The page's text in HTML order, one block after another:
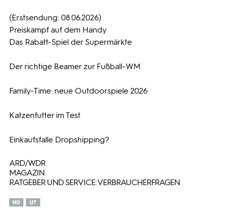
(Erstsendung: 08.06.2026)
Preiskampf auf dem Handy
Das Rabatt-Spiel der Supermärkte
Der richtige Beamer zur Fußball-WM
Family-Time: neue Outdoorspiele 2026
Katzenfutter im Test
Einkaufsfalle Dropshipping?
ARD/WDR
MAGAZIN
RATGEBER UND SERVICE: VERBRAUCHERFRAGEN